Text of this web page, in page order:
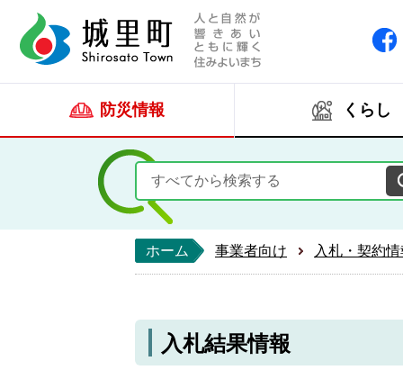
防災情報 くらし
ホーム 事業者向け 入札・契約
入札結果情報